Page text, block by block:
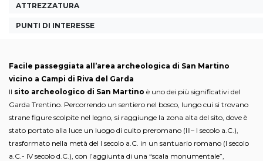
ATTREZZATURA
PUNTI DI INTERESSE
Facile passeggiata all’area archeologica di San Martino
vicino a Campi di Riva del Garda
Il sito archeologico di San Martino è uno dei più significativi del
Garda Trentino. Percorrendo un sentiero nel bosco, lungo cui si trovano
strane figure scolpite nel legno, si raggiunge la zona alta del sito, dove è
stato portato alla luce un luogo di culto preromano (III– I secolo a.C.),
trasformato nella metà del I secolo a.C. in un santuario romano (I secolo
a.C.- IV secolo d.C.), con l’aggiunta di una “scala monumentale”,